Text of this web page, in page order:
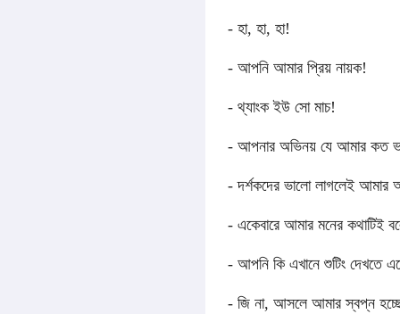
- হা, হা, হা!
- আপনি আমার প্রিয় নায়ক!
- থ্যাংক ইউ সো মাচ!
- আপনার অভিনয় যে আমার কত
- দর্শকদের ভালো লাগলেই
- একেবারে আমার মনের কথাটিই
- আপনি কি এখানে শুটিং দেখতে
- জি না, আসলে আমার স্বপ্ন